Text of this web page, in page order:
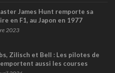
James Hunt remporte sa
en F1, au Japon en 1977
2023
Zilisch et Bell : Les pilotes de
aussi les courses